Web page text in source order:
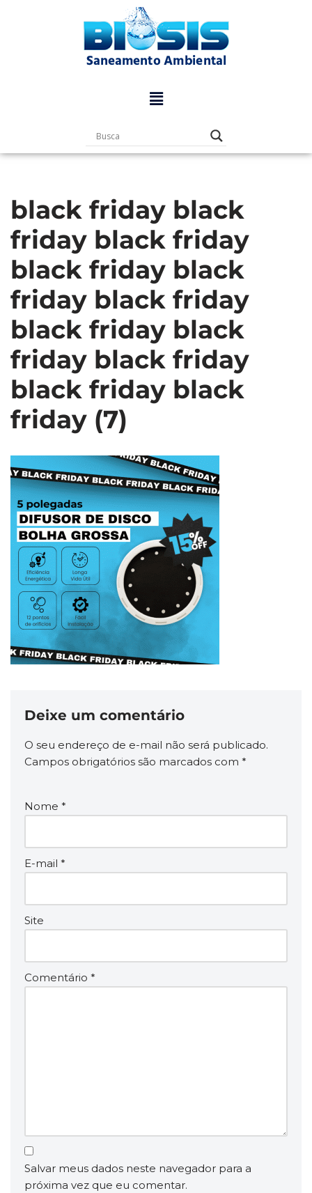
black friday black
friday black friday
black friday black
friday black friday
black friday black
friday black friday
black friday black
friday (7)
Deixe um comentário
O seu endereço de e-mail não será publicado.
Campos obrigatórios são marcados com *
Nome *
E-mail *
Site
Comentário *
Salvar meus dados neste navegador para a
próxima vez que eu comentar.